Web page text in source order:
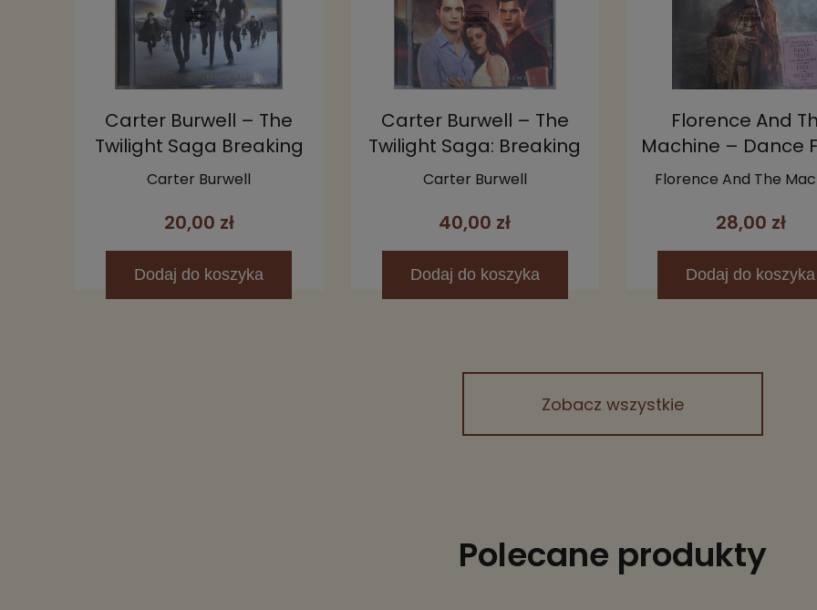
Carter Burwell – The
Twilight Saga Breaking
Dawn, Part 2 (Original
CD
Carter Burwell
20,00 zł
Dodaj do koszyka
Carter Burwell – The
Twilight Saga: Breaking
Dawn - Part 1 (The
Carter Burwell
40,00 zł
Dodaj do koszyka
Florence And
Machine – Dance
CD (Limited
Florence And The
28,00 zł
Dodaj do koszyka
Zobacz wszystkie
Polecane produkty